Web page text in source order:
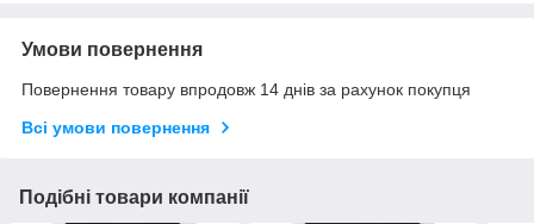
Умови повернення
Повернення товару впродовж 14 днів за рахунок покупця
Всі умови повернення
Подібні товари компанії